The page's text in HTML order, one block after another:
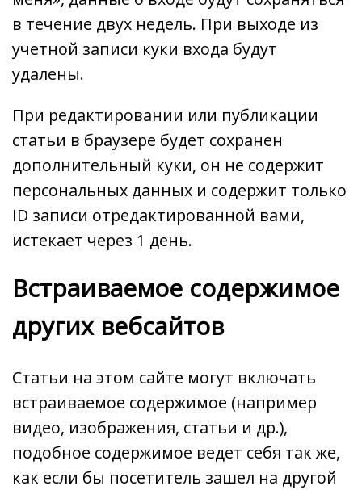
в течение двух недель. При выходе из
учетной записи куки входа будут
удалены.
При редактировании или публикации
статьи в браузере будет сохранен
дополнительный куки, он не содержит
персональных данных и содержит только
ID записи отредактированной вами,
истекает через 1 день.
Встраиваемое содержимое
других вебсайтов
Статьи на этом сайте могут включать
встраиваемое содержимое (например
видео, изображения, статьи и др.),
подобное содержимое ведет себя так же,
как если бы посетитель зашел на другой